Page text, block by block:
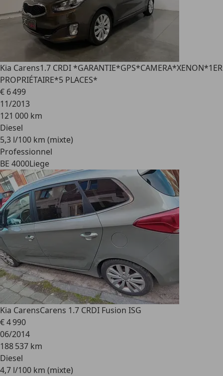
Kia Carens1.7 CRDI *GARANTIE*GPS*CAMERA*XENON*1ER
PROPRIÉTAIRE*5 PLACES*
€ 6 499
11/2013
121 000 km
Diesel
5,3 l/100 km (mixte)
Professionnel
BE 4000Liege
Kia CarensCarens 1.7 CRDI Fusion ISG
€ 4 990
06/2014
188 537 km
Diesel
4,7 l/100 km (mixte)